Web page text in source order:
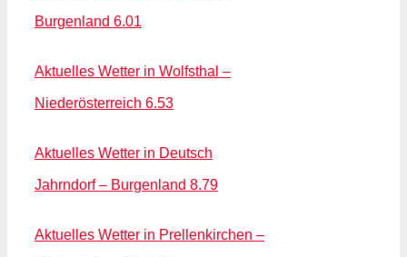
Burgenland 6.01
Aktuelles Wetter in Wolfsthal –
Niederösterreich 6.53
Aktuelles Wetter in Deutsch
Jahrndorf – Burgenland 8.79
Aktuelles Wetter in Prellenkirchen –